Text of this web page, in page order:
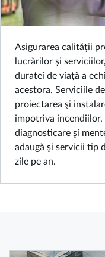
Asigurarea calității
lucrărilor și
duratei de viață a
acestora. Serviciile
proiectarea şi
împotriva incendiilor,
diagnosticare şi
adaugă şi servicii tip
zile pe an.